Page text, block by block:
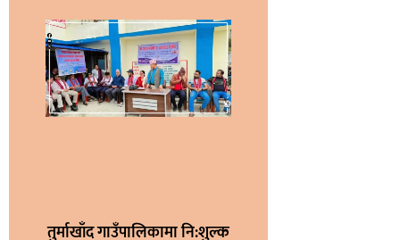
तुर्माखाँद गाउँपालिकामा नि:शुल्क